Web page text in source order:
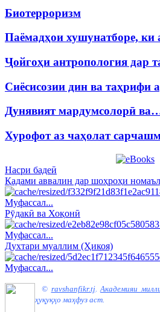
Биотерроризм
Паёмадҳои хушунатборе, ки
Ҷойгоҳи антропология дар
Сиёсисозии дин ва таҳрифи
Дунявият мардумсолорӣ
Хурофот аз чаҳолат
Насри бадеӣ
Қадами аввалин дар шоҳроҳи
Муфассал...
Рӯдакӣ ва Хоқонӣ
Муфассал...
Духтари муаллим (Ҳикоя)
Муфассал...
© ravshanfikr.tj. Академияи
ҳуқуқҳо маҳфуз аст.